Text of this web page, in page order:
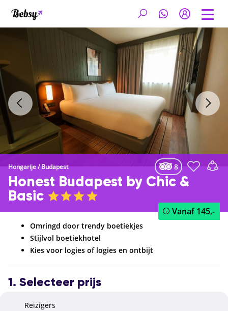
Hongarije/Budapest 8
Honest Budapest by Chic &
Basic
Vanaf145,-
Omringd door trendy boetiekjes
Stijlvol boetiekhotel
Kies voor logies of logies en ontbijt
1. Selecteer prijs
Reizigers